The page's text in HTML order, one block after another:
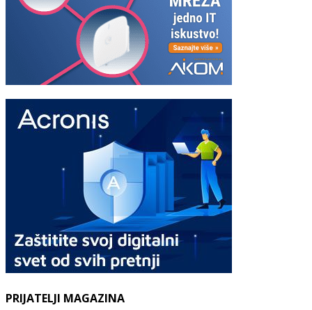
PRIJATELJI MAGAZINA